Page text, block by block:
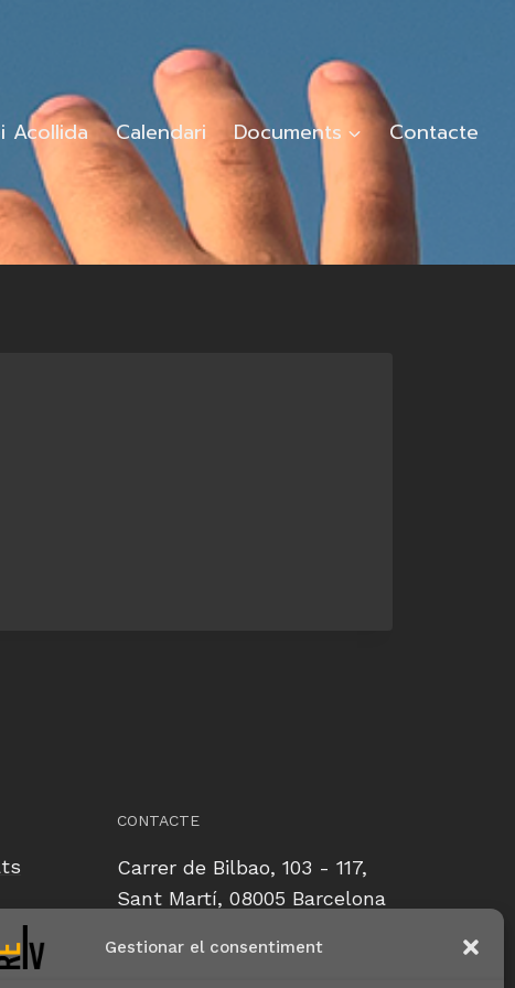
Gestionar el consentiment
Acollida Calendari Documents Contacte
CONTACTE
Carrer de Bilbao, 103 - 117,
Sant Martí, 08005 Barcelona